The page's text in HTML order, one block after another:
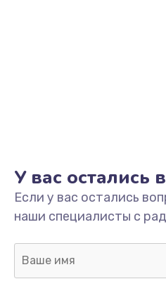
Замена
3000
Ремонт
У вас остались
Если у вас остались
наши специалисты с